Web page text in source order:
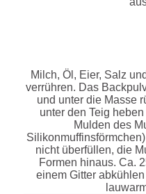
Milch, Öl, Eier, Salz
verrühren. Das
und unter die Masse
unter den Teig
Mulden des
Silikonmuffinsförmchen)
nicht überfüllen, die
Formen hinaus. Ca.
einem Gitter